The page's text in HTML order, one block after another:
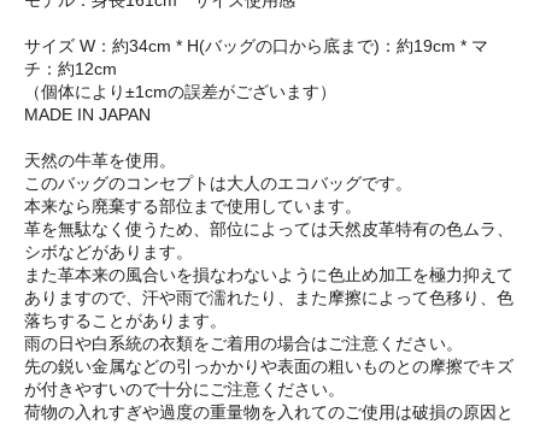
サイズ W：約34cm * H(バッグの口から底まで)：約19cm * マ
チ：約12cm
（個体により±1cmの誤差がございます）
MADE IN JAPAN
天然の牛革を使用。
このバッグのコンセプトは大人のエコバッグです。
本来なら廃棄する部位まで使用しています。
革を無駄なく使うため、部位によっては天然皮革特有の色ムラ、
シボなどがあります。
また革本来の風合いを損なわないように色止め加工を極力抑えて
ありますので、汗や雨で濡れたり、また摩擦によって色移り、色
落ちすることがあります。
雨の日や白系統の衣類をご着用の場合はご注意ください。
先の鋭い金属などの引っかかりや表面の粗いものとの摩擦でキズ
が付きやすいので十分にご注意ください。
荷物の入れすぎや過度の重量物を入れてのご使用は破損の原因と